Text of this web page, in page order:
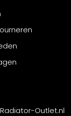
Outlet.nl